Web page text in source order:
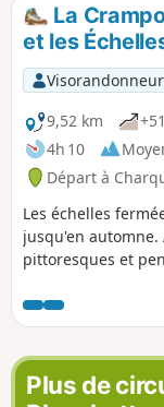
La
et les
Visorandonneur
9,52 km
4h 10
Départ à
Les échelles
jusqu'en
pittoresques et
Crampoulotte et
offriront des
la vallée du
l'ancienne
les berges
Plus de